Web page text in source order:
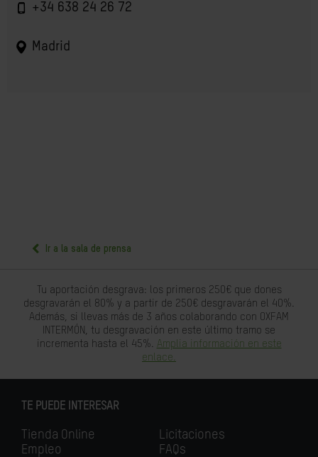
+34 638 24 26 72
Madrid
Ir a la sala de prensa
Tu aportación desgrava: los primeros 250€ que dones
desgravarán el 80% y a partir de 250€ desgravarán el 40%.
Además, si llevas más de 3 años colaborando con OXFAM
INTERMÓN, tu desgravación en este último tramo se
incrementa hasta el 45%. Amplia información en este
enlace.
TE PUEDE INTERESAR
Tienda Online
Empleo
Licitaciones
FAQs